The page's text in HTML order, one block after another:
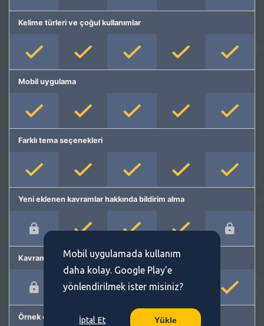
Kelime türleri ve çoğul kullanımlar
Mobil uygulama
Farklı tema seçenekleri
Yeni eklenen kavramlar hakkında bildirim alma
Kavram önerme
Örnek cümleler
Mobil uygulamada kullanım
daha kolay. Google Play'e
yönlendirilmek ister misiniz?
İptal Et Yükle